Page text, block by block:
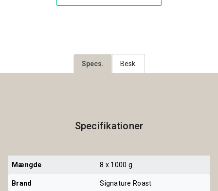
Specs. Besk.
Specifikationer
Mængde 8 x 1000 g
Brand Signature Roast